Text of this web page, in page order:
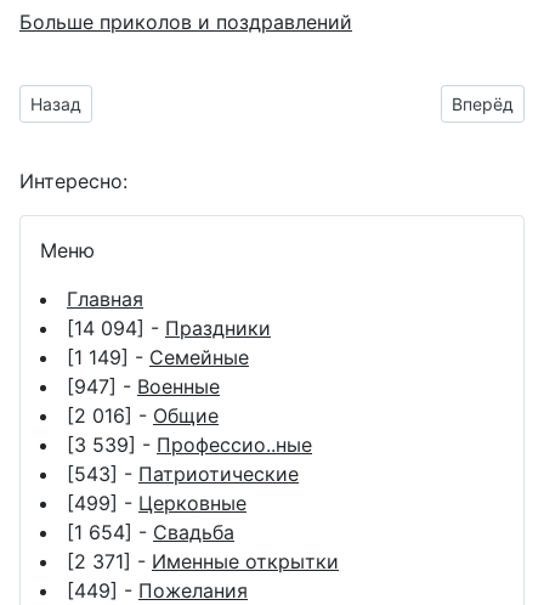
Больше приколов и поздравлений
Предыдущий материал: колобок показывая рукой
Назад Вперёд
Интересно:
Меню
Главная
[14 094] - Праздники
[1 149] - Семейные
[947] - Военные
[2 016] - Общие
[3 539] - Профессио..ные
[543] - Патриотические
[499] - Церковные
[1 654] - Свадьба
[2 371] - Именные открытки
[449] - Пожелания